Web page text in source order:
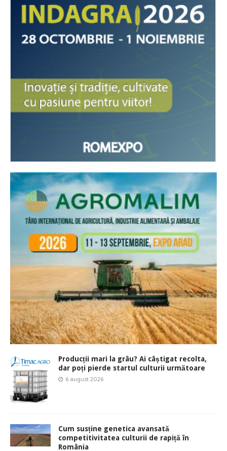
Producții mari la grâu? Ai câștigat recolta,
dar poți pierde startul culturii următoare
6 august 2026
Cum susține genetica avansată
competitivitatea culturii de rapiță în
România